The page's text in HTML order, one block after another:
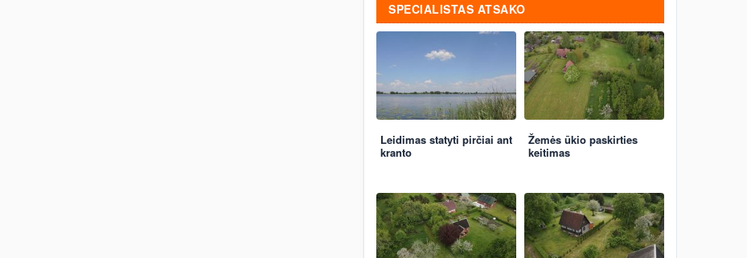
SPECIALISTAS ATSAKO
Leidimas statyti pirčiai ant
kranto
Žemės ūkio paskirties
keitimas